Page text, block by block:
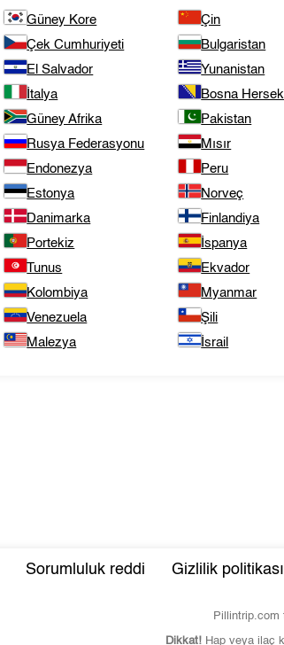
Güney Kore Çin
Çek Cumhuriyeti Bulgaristan
El Salvador Yunanistan
İtalya Bosna Hersek
Güney Afrika Pakistan
Rusya Federasyonu Mısır
Endonezya Peru
Estonya Norveç
Danimarka Finlandiya
Portekiz İspanya
Tunus Ekvador
Kolombiya Myanmar
Venezuela Şili
Malezya İsrail
Sorumluluk reddi Gizlilik politikası
Pillintrip.com
Dikkat! Hap veya ilaç